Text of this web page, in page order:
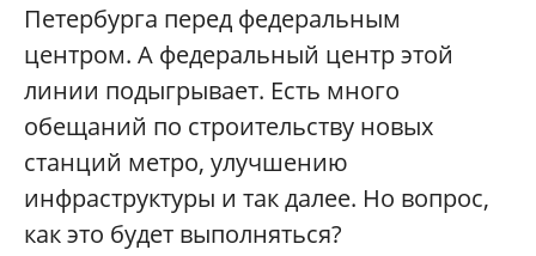
Петербурга перед федеральным
центром. А федеральный центр этой
линии подыгрывает. Есть много
обещаний по строительству новых
станций метро, улучшению
инфраструктуры и так далее. Но вопрос,
как это будет выполняться?